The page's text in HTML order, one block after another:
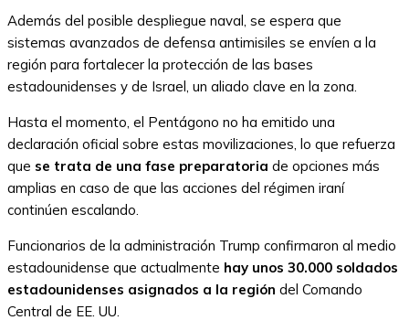
Además del posible despliegue naval, se espera que
sistemas avanzados de defensa antimisiles se envíen a la
región para fortalecer la protección de las bases
estadounidenses y de Israel, un aliado clave en la zona.
Hasta el momento, el Pentágono no ha emitido una
declaración oficial sobre estas movilizaciones, lo que refuerza
que se trata de una fase preparatoria de opciones más
amplias en caso de que las acciones del régimen iraní
continúen escalando.
Funcionarios de la administración Trump confirmaron al medio
estadounidense que actualmente hay unos 30.000 soldados
estadounidenses asignados a la región del Comando
Central de EE. UU.